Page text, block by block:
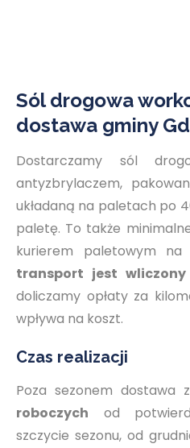
Sól drogowa
dostawa gminy
Dostarczamy sól
antyzbrylaczem,
układaną na paletach po
paletę. To także
kurierem paletowym na
transport jest
doliczamy opłaty za
wpływa na koszt.
Czas realizacji
Poza sezonem dostawa
roboczych od
szczycie sezonu, od